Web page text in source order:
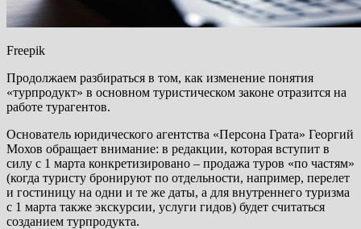
Freepik
Продолжаем разбираться в том, как изменение понятия
«турпродукт» в основном туристическом законе отразится на
работе турагентов.
Основатель юридического агентства «Персона Грата» Георгий
Мохов обращает внимание: в редакции, которая вступит в
силу с 1 марта конкретизировано – продажа туров «по частям»
(когда туристу бронируют по отдельности, например, перелет
и гостиницу на одни и те же даты, а для внутреннего туризма
с 1 марта также экскурсии, услуги гидов) будет считаться
созданием турпродукта.